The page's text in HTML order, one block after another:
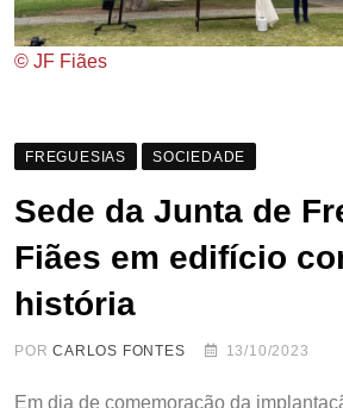
© JF Fiães
FREGUESIAS SOCIEDADE
Sede da Junta de
Fiães em edifício
história
PORCARLOS FONTES 13/10/2023
Em dia de comemoração da